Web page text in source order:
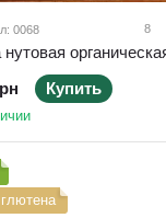
0068 8
Купить